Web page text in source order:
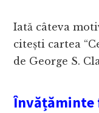
Iată câteva
citești cartea
de George S.
Învățăminte